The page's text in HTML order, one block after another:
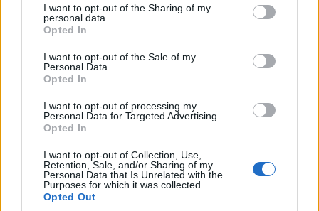
not limited to your visit or usage behaviour. You may click to
grant or deny consent to Google and its third-party tags to
use your data for below specified purposes in below Google
consent section.
I want to opt-out of the Sharing of my
personal data.
Opted In
I want to opt-out of the Sale of my
Personal Data.
Opted In
I want to opt-out of processing my
Personal Data for Targeted Advertising.
Opted In
I want to opt-out of Collection, Use,
Retention, Sale, and/or Sharing of my
Personal Data that Is Unrelated with the
Purposes for which it was collected.
Opted Out
A kutatás adatai szerint az idei év első felében
kinevezett igazgatósági tagok mindössze negyedének
Alig harmaduk (36 százalék) rendelkezik széleskörű
technológiai ismeretekkel, miközben a vezetői
készségeknek (87 százalék) a befektetők Európában -
ismertették.
Az adatokat elemezve közölték: az érintett
társaságoknak a közeljövőben megoldást kell találniuk
arra a helyzetre is, hogy a tőzsdén jegyzett európai